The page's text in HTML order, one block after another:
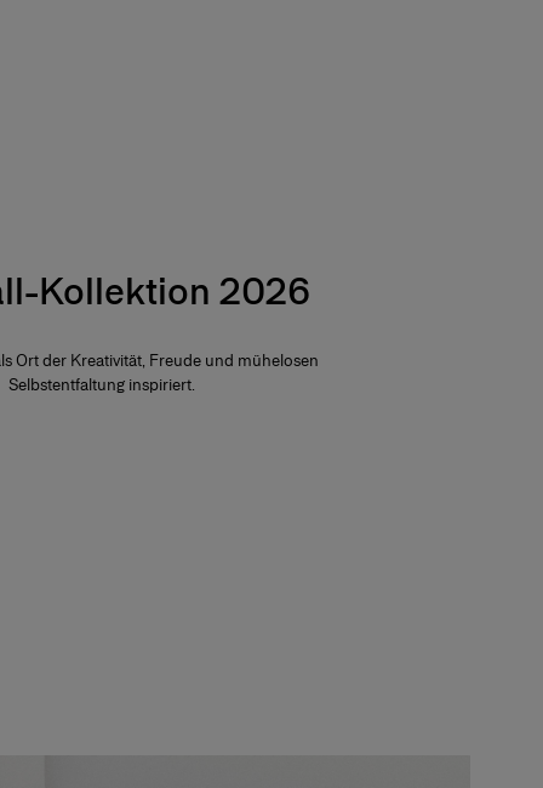
Kollektion 2026
Ort der Kreativität, Freude und mühelosen
Selbstentfaltung inspiriert.